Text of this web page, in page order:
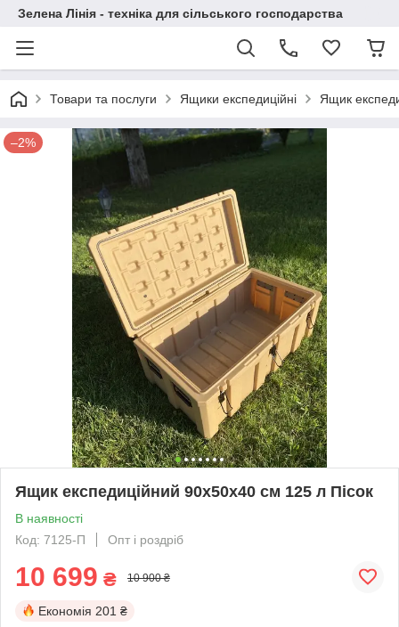
Зелена Лінія - техніка для сільського господарства
Товари та послуги Ящики експедиційні Ящик
–2%
Ящик експедиційний 90х50х40 см 125 л Пісок
В наявності
Код: 7125-П
Опт і роздріб
10 699 ₴ 10 900 ₴
Економія 201 ₴